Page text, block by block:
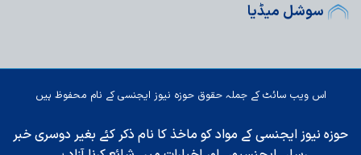
سوشل میڈیا
اس ویب سائٹ کے جملہ حقوق حوزہ نیوز ایجنسی کے نام محفوظ ہیں
حوزہ نیوز ایجنسی کے مواد کو ماخذ کا نام ذکر کئے بغیر دوسری خبر